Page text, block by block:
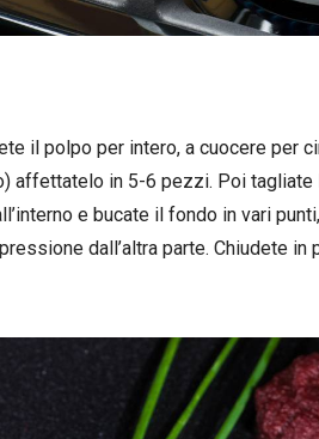
il polpo per intero, a cuocere per
affettatelo in 5-6 pezzi. Poi
e bucate il fondo in vari
dall’altra parte. Chiudete